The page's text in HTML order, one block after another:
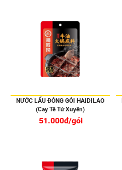
NƯỚC LẨU ĐÓNG GÓI HAIDILAO
(Cay Tê Tứ Xuyên)
51.000đ/gói